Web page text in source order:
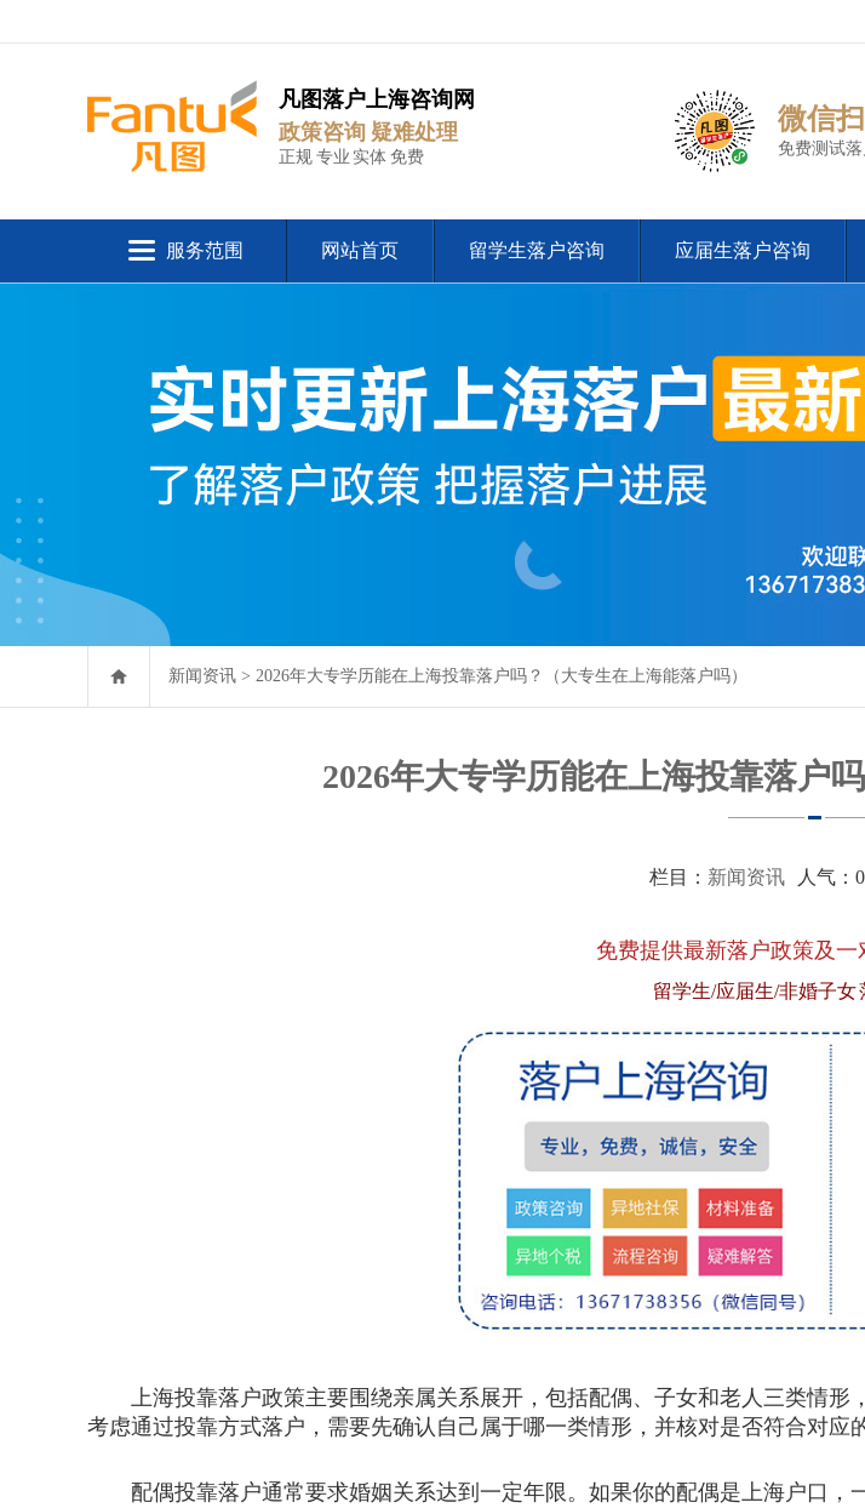
凡图落户上海咨询网
政策咨询 疑难处理
正规 专业 实体 免费
微信
免费测试
服务范围 网站首页 留学生落户咨询 应届生落户咨询
新闻资讯 > 2026年大专学历能在上海投靠落户吗？（大专生在上海能落户吗）
2026年大专学历能在上海投靠落户
栏目： 新闻资讯人气： 0
免费提供最新落户政策及
留学生/应届生/非婚子女
上海投靠落户政策主要围绕亲属关系展开，包括配偶、子女和老人三类情形
考虑通过投靠方式落户，需要先确认自己属于哪一类情形，并核对是否符合对应
配偶投靠落户通常要求婚姻关系达到一定年限。如果你的配偶是上海户口，